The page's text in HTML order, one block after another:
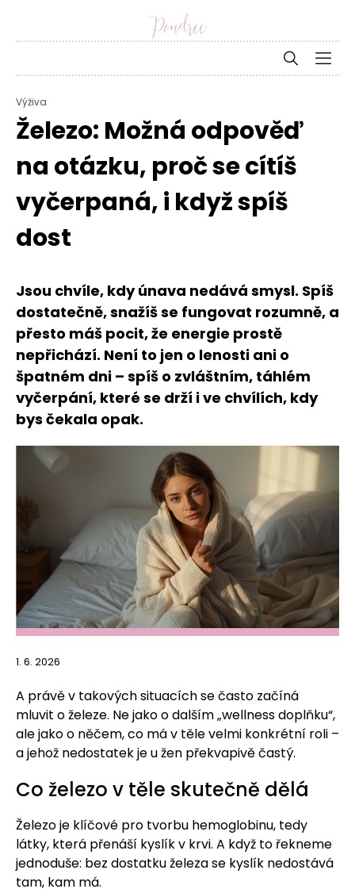
Výživa
Železo: Možná odpověď
na otázku, proč se cítíš
vyčerpaná, i když spíš
dost
Jsou chvíle, kdy únava nedává smysl. Spíš
dostatečně, snažíš se fungovat rozumně, a
přesto máš pocit, že energie prostě
nepřichází. Není to jen o lenosti ani o
špatném dni – spíš o zvláštním, táhlém
vyčerpání, které se drží i ve chvílích, kdy
bys čekala opak.
1. 6. 2026
A právě v takových situacích se často začíná
mluvit o železe. Ne jako o dalším „wellness doplňku“,
ale jako o něčem, co má v těle velmi konkrétní roli –
a jehož nedostatek je u žen překvapivě častý.
Co železo v těle skutečně dělá
Železo je klíčové pro tvorbu hemoglobinu, tedy
látky, která přenáší kyslík v krvi. A když to řekneme
jednoduše: bez dostatku železa se kyslík nedostává
tam, kam má.